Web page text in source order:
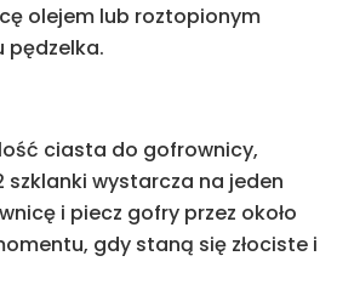
olejem lub roztopionym
pędzelka.
ciasta do gofrownicy,
szklanki wystarcza na jeden
i piecz gofry przez około
gdy staną się złociste i